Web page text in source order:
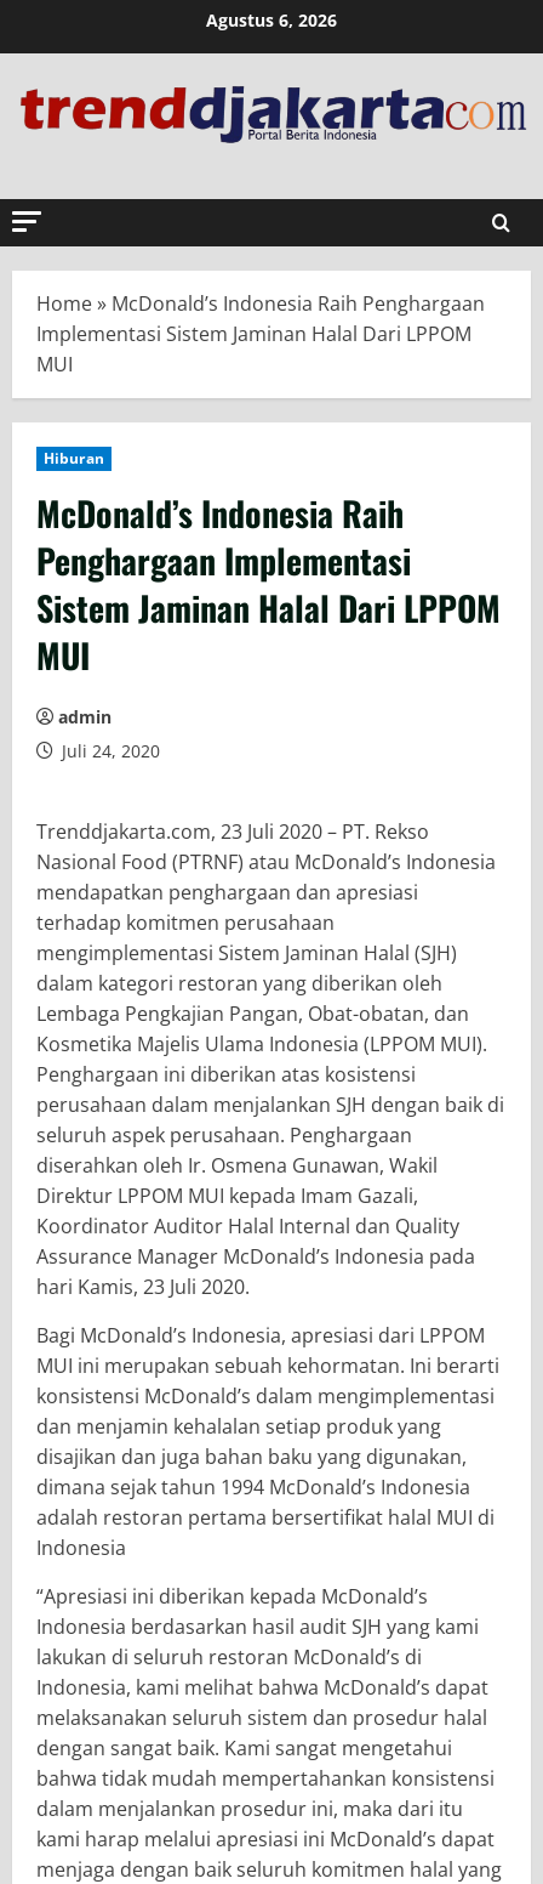
Agustus 6, 2026
Home» McDonald’s Indonesia Raih Penghargaan
Implementasi Sistem Jaminan Halal Dari LPPOM
MUI
Hiburan
McDonald’s Indonesia Raih
Penghargaan Implementasi
Sistem Jaminan Halal Dari LPPOM
MUI
admin
Juli 24, 2020
Trenddjakarta.com, 23 Juli 2020 – PT. Rekso
Nasional Food (PTRNF) atau McDonald’s Indonesia
mendapatkan penghargaan dan apresiasi
terhadap komitmen perusahaan
mengimplementasi Sistem Jaminan Halal (SJH)
dalam kategori restoran yang diberikan oleh
Lembaga Pengkajian Pangan, Obat-obatan, dan
Kosmetika Majelis Ulama Indonesia (LPPOM MUI).
Penghargaan ini diberikan atas kosistensi
perusahaan dalam menjalankan SJH dengan baik di
seluruh aspek perusahaan. Penghargaan
diserahkan oleh Ir. Osmena Gunawan, Wakil
Direktur LPPOM MUI kepada Imam Gazali,
Koordinator Auditor Halal Internal dan Quality
Assurance Manager McDonald’s Indonesia pada
hari Kamis, 23 Juli 2020.
Bagi McDonald’s Indonesia, apresiasi dari LPPOM
MUI ini merupakan sebuah kehormatan. Ini berarti
konsistensi McDonald’s dalam mengimplementasi
dan menjamin kehalalan setiap produk yang
disajikan dan juga bahan baku yang digunakan,
dimana sejak tahun 1994 McDonald’s Indonesia
adalah restoran pertama bersertifikat halal MUI di
Indonesia
“Apresiasi ini diberikan kepada McDonald’s
Indonesia berdasarkan hasil audit SJH yang kami
lakukan di seluruh restoran McDonald’s di
Indonesia, kami melihat bahwa McDonald’s dapat
melaksanakan seluruh sistem dan prosedur halal
dengan sangat baik. Kami sangat mengetahui
bahwa tidak mudah mempertahankan konsistensi
dalam menjalankan prosedur ini, maka dari itu
kami harap melalui apresiasi ini McDonald’s dapat
menjaga dengan baik seluruh komitmen halal yang